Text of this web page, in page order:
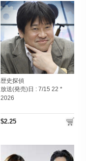
歴史探偵
放送(発売)日 : 7/15 22 *
2026
$2.25